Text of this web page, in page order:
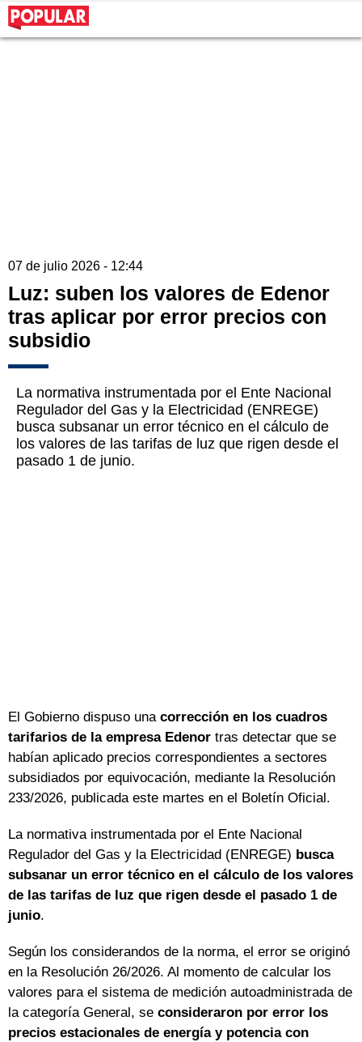
07 de julio 2026 - 12:44
Luz: suben los valores de Edenor
tras aplicar por error precios con
subsidio
La normativa instrumentada por el Ente Nacional
Regulador del Gas y la Electricidad (ENREGE)
busca subsanar un error técnico en el cálculo de
los valores de las tarifas de luz que rigen desde el
pasado 1 de junio.
El Gobierno dispuso una corrección en los cuadros
tarifarios de la empresa Edenor tras detectar que se
habían aplicado precios correspondientes a sectores
subsidiados por equivocación, mediante la Resolución
233/2026, publicada este martes en el Boletín Oficial.
La normativa instrumentada por el Ente Nacional
Regulador del Gas y la Electricidad (ENREGE) busca
subsanar un error técnico en el cálculo de los valores
de las tarifas de luz que rigen desde el pasado 1 de
junio.
Según los considerandos de la norma, el error se originó
en la Resolución 26/2026. Al momento de calcular los
valores para el sistema de medición autoadministrada de
la categoría General, se consideraron por error los
precios estacionales de energía y potencia con